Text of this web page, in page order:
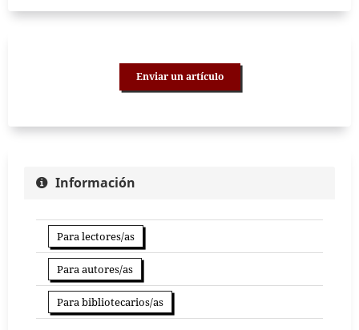
Enviar un artículo
Información
Para lectores/as
Para autores/as
Para bibliotecarios/as